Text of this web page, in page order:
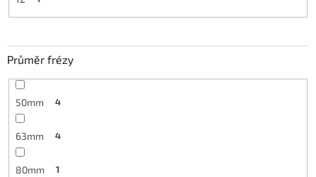
Průměr frézy
50mm 4
63mm 4
80mm 1